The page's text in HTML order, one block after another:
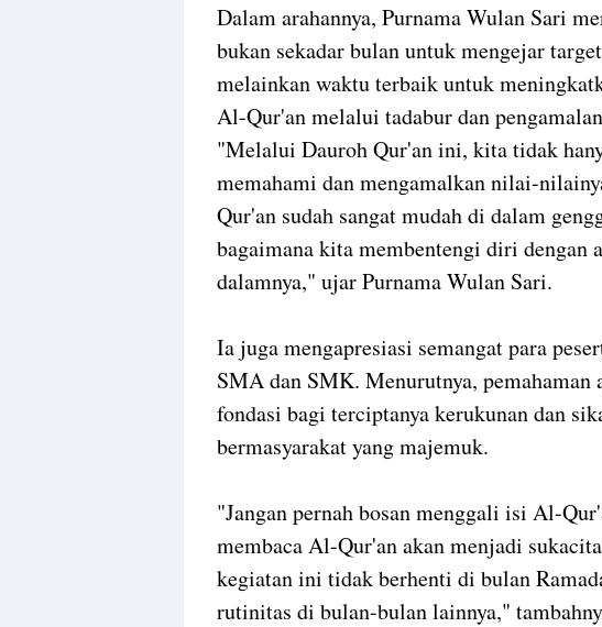
Dalam arahannya, Purnama Wulan Sari
bukan sekadar bulan untuk mengejar
melainkan waktu terbaik untuk
Al-Qur'an melalui tadabur dan
"Melalui Dauroh Qur'an ini, kita tidak
memahami dan mengamalkan nilai-
Qur'an sudah sangat mudah di dalam
bagaimana kita membentengi diri dengan
dalamnya," ujar Purnama Wulan Sari.
Ia juga mengapresiasi semangat para
SMA dan SMK. Menurutnya, pemahaman
fondasi bagi terciptanya kerukunan dan
bermasyarakat yang majemuk.
"Jangan pernah bosan menggali isi Al-
membaca Al-Qur'an akan menjadi
kegiatan ini tidak berhenti di bulan
rutinitas di bulan-bulan lainnya,"